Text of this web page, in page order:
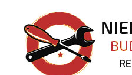
content